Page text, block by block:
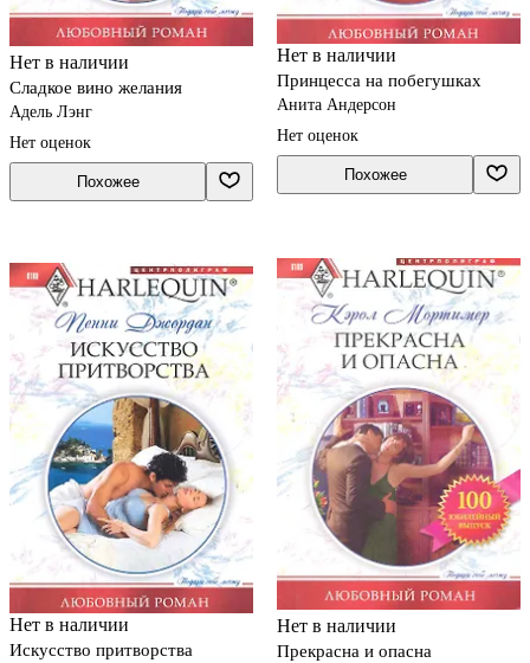
Нет в наличии
Сладкое вино желания
Адель Лэнг
Нет оценок
Похожее
Нет в наличии
Принцесса на побегушках
Анита Андерсон
Нет оценок
Похожее
Нет в наличии
Искусство притворства
Нет в наличии
Прекрасна и опасна